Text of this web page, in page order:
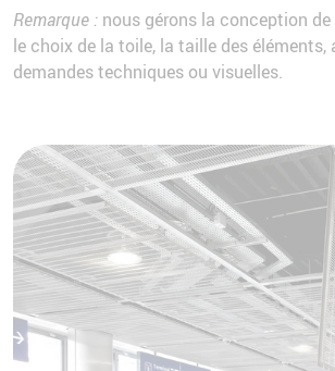
Remarque : nous gérons la conception
le choix de la toile, la taille des éléments,
demandes techniques ou visuelles.